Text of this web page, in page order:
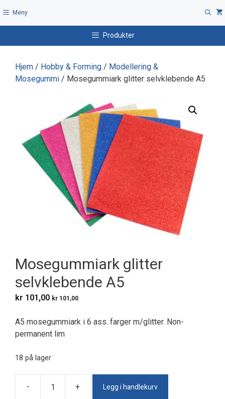
til
Meny
Produkter
Hjem / Hobby & Forming / Modellering &
Mosegummi / Mosegummiark glitter selvklebende A5
Mosegummiark glitter
selvklebende A5
kr 101,00 kr 101,00
A5 mosegummiark i 6 ass. farger m/glitter. Non-
permanent lim
18 på lager
-
Mosegummiark
+ Legg i handlekurv